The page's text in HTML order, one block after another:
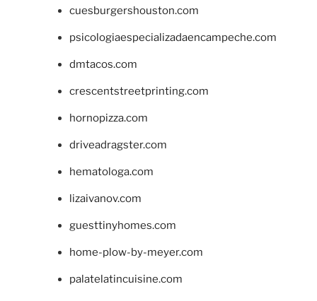
cuesburgershouston.com
psicologiaespecializadaencampeche.com
dmtacos.com
crescentstreetprinting.com
hornopizza.com
driveadragster.com
hematologa.com
lizaivanov.com
guesttinyhomes.com
home-plow-by-meyer.com
palatelatincuisine.com